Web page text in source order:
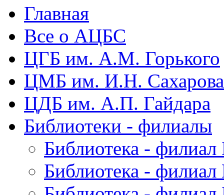
Главная
Все о АЦБС
ЦГБ им. А.М. Горького
ЦМБ им. И.Н. Сахарова
ЦДБ им. А.П. Гайдара
Библиотеки - филиалы
Библиотека -
Библиотека -